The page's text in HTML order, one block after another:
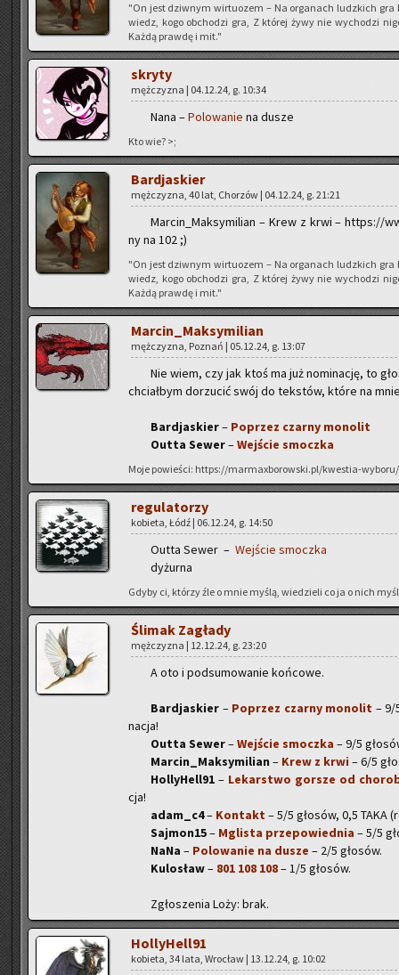
"On jest dziw­nym wir­tu­ozem – Na or­ga­nach ludz­kich
wiedz, kogo ob­cho­dzi gra, Z któ­rej żywy nie wy­cho­dzi
Każdą praw­dę i mit."
skry­ty
męż­czy­zna | 04.12.24, g. 10:34
Nana –Po­lo­wa­nie na dusze
Kto wie? >;
Bar­dja­skier
męż­czy­zna, 40 lat, Cho­rzów | 04.12.24, g. 21:21
Mar­cin_Mak­sy­mi­lian – Krew z krwi – https://
ny na 102 ;)
"On jest dziw­nym wir­tu­ozem – Na or­ga­nach ludz­kich
wiedz, kogo ob­cho­dzi gra, Z któ­rej żywy nie wy­cho­dzi
Każdą praw­dę i mit."
Mar­cin_Mak­sy­mi­lian
męż­czy­zna, Po­znań | 05.12.24, g. 13:07
Nie wiem, czy jak ktoś ma już no­mi­na­cję, to
chciał­bym do­rzu­cić swój do tek­stów, które na
Bar­dja­skier– Po­przez czar­ny mo­no­lit
Outta Sewer–Wej­ście smocz­ka
Moje po­wie­ści: https://marmaxborowski.pl/kwestia-wyboru/
re­gu­la­to­rzy
ko­bie­ta, Łódź | 06.12.24, g. 14:50
Outta Sewer – Wej­ście smocz­ka
dy­żur­na
Gdyby ci, któ­rzy źle o mnie myślą, wie­dzie­li co ja o nich
Śli­mak Za­gła­dy
męż­czy­zna | 12.12.24, g. 23:20
A oto i pod­su­mo­wa­nie koń­co­we.
Bar­dja­skier – Po­przez czar­ny mo­no­lit – 9/
na­cja!
Outta Sewer–Wej­ście smocz­ka – 9/5
Mar­cin_Mak­sy­mi­lian – Krew z krwi – 6/5
Hol­ly­Hel­l91 – Le­kar­stwo gor­sze od
cja!
adam_c4– Kon­takt– 5/5 gło­sów, 0,5 TAKA
Saj­mo­n15– Mgli­sta prze­po­wied­nia – 5/5
NaNa – Po­lo­wa­nie na dusze – 2/5 gło­sów.
Ku­lo­sław– 801 108 108– 1/5 gło­sów.
Zgło­sze­nia Loży: brak.
Hol­ly­Hel­l91
ko­bie­ta, 34 lata, Wro­cław | 13.12.24, g. 10:02